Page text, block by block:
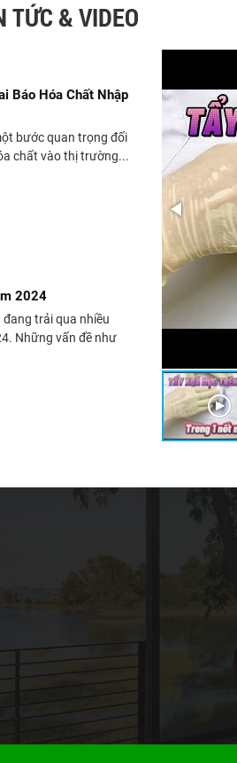
TỨC & VIDEO
Báo Hóa Chất Nhập
bước quan trọng đối
chất vào thị trường...
2024
trải qua nhiều
Những vấn đề như
Khi Sử Dụng
được sử dụng
và các chuyến dã
và Ứng Dụng